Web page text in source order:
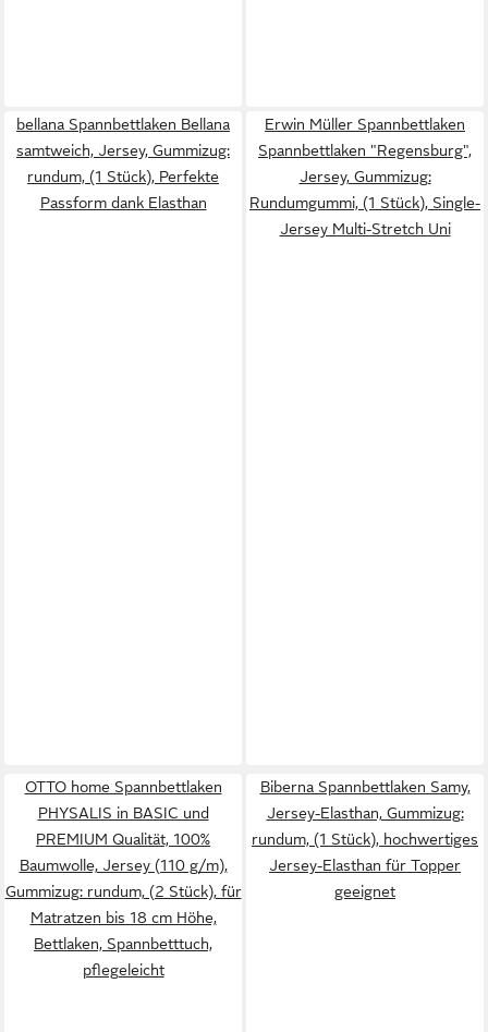
bellana Spannbettlaken Bellana
samtweich, Jersey, Gummizug:
rundum, (1 Stück), Perfekte
Passform dank Elasthan
Erwin Müller Spannbettlaken
Spannbettlaken "Regensburg",
Jersey, Gummizug:
Rundumgummi, (1 Stück), Single-
Jersey Multi-Stretch Uni
OTTO home Spannbettlaken
PHYSALIS in BASIC und
PREMIUM Qualität, 100%
Baumwolle, Jersey (110 g/m),
Gummizug: rundum, (2 Stück), für
Matratzen bis 18 cm Höhe,
Bettlaken, Spannbetttuch,
pflegeleicht
Biberna Spannbettlaken Samy,
Jersey-Elasthan, Gummizug:
rundum, (1 Stück), hochwertiges
Jersey-Elasthan für Topper
geeignet